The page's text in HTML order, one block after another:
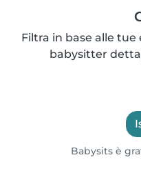
Filtra in base alle tue
babysitter
Babysits è